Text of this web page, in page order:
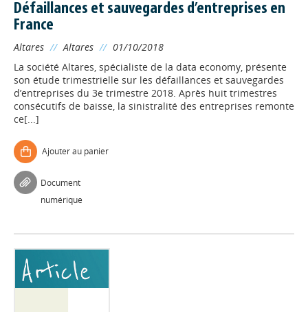
Défaillances et sauvegardes d’entreprises en
France
Altares // Altares // 01/10/2018
La société Altares, spécialiste de la data economy, présente
son étude trimestrielle sur les défaillances et sauvegardes
d’entreprises du 3e trimestre 2018. Après huit trimestres
consécutifs de baisse, la sinistralité des entreprises remonte
ce[...]
Ajouter au panier
Document
numérique